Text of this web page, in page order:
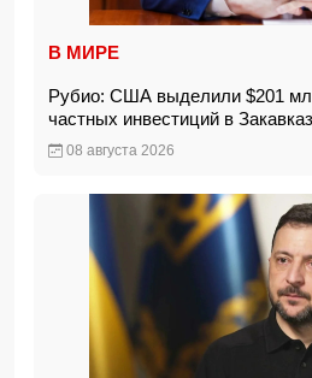
В МИРЕ
Рубио: США выделили $201
частных инвестиций в
08 августа 2026